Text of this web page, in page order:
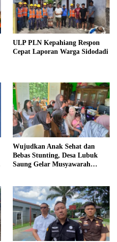
ULP PLN Kepahiang Respon
Cepat Laporan Warga Sidodadi
Wujudkan Anak Sehat dan
Bebas Stunting, Desa Lubuk
Saung Gelar Musyawarah